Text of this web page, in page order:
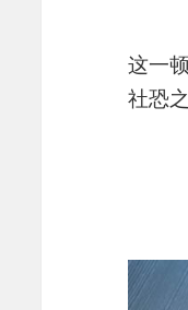
这一
社恐